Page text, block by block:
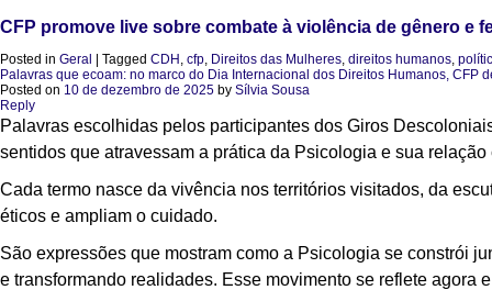
CFP promove live sobre combate à violência de gênero e
Posted in Geral Tagged CDH , cfp, Direitos das Mulheres, direitos humanos,
Palavras que ecoam: no marco do Dia Internacional dos Direitos Humanos,
Posted on 10 de dezembro de 2025 by Sílvia Sousa
Reply
Palavras escolhidas pelos participantes dos Giros
sentidos que atravessam a prática da Psicologia e sua
Cada termo nasce da vivência nos territórios visitados, da
éticos e ampliam o cuidado.
São expressões que mostram como a Psicologia se constrói
e transformando realidades. Esse movimento se reflete agora